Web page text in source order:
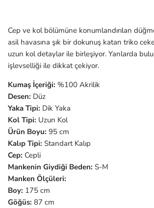
Cep ve kol bölümüne konumlandırılan
asil havasına şık bir dokunuş katan triko
uzun kol detaylar ile birleşiyor. Yanlarda
işlevselliği ile dikkat çekiyor.
Kumaş İçeriği: %100 Akrilik
Desen: Düz
Yaka Tipi: Dik Yaka
Kol Tipi: Uzun Kol
Ürün Boyu: 95 cm
Kalıp Tipi: Standart Kalıp
Cep: Cepli
Mankenin Giydiği Beden: S-M
Manken Ölçüleri:
Boy: 175 cm
Göğüs: 87 cm